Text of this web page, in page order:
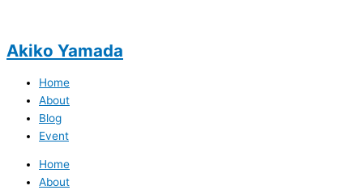
Akiko Yamada
Home
About
Blog
Event
Home
About